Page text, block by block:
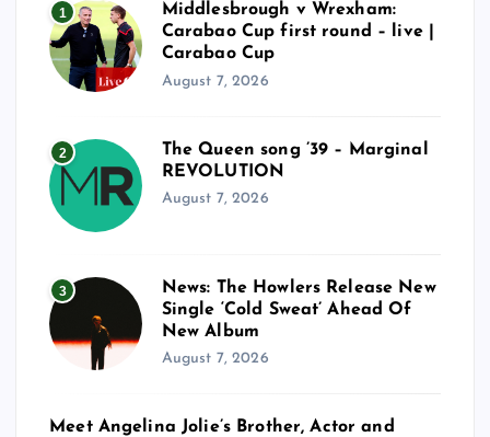
1
Middlesbrough v Wrexham:
Carabao Cup first round – live |
Carabao Cup
August 7, 2026
2
The Queen song ’39 – Marginal
REVOLUTION
August 7, 2026
3
News: The Howlers Release New
Single ‘Cold Sweat’ Ahead Of
New Album
August 7, 2026
Meet Angelina Jolie’s Brother, Actor and